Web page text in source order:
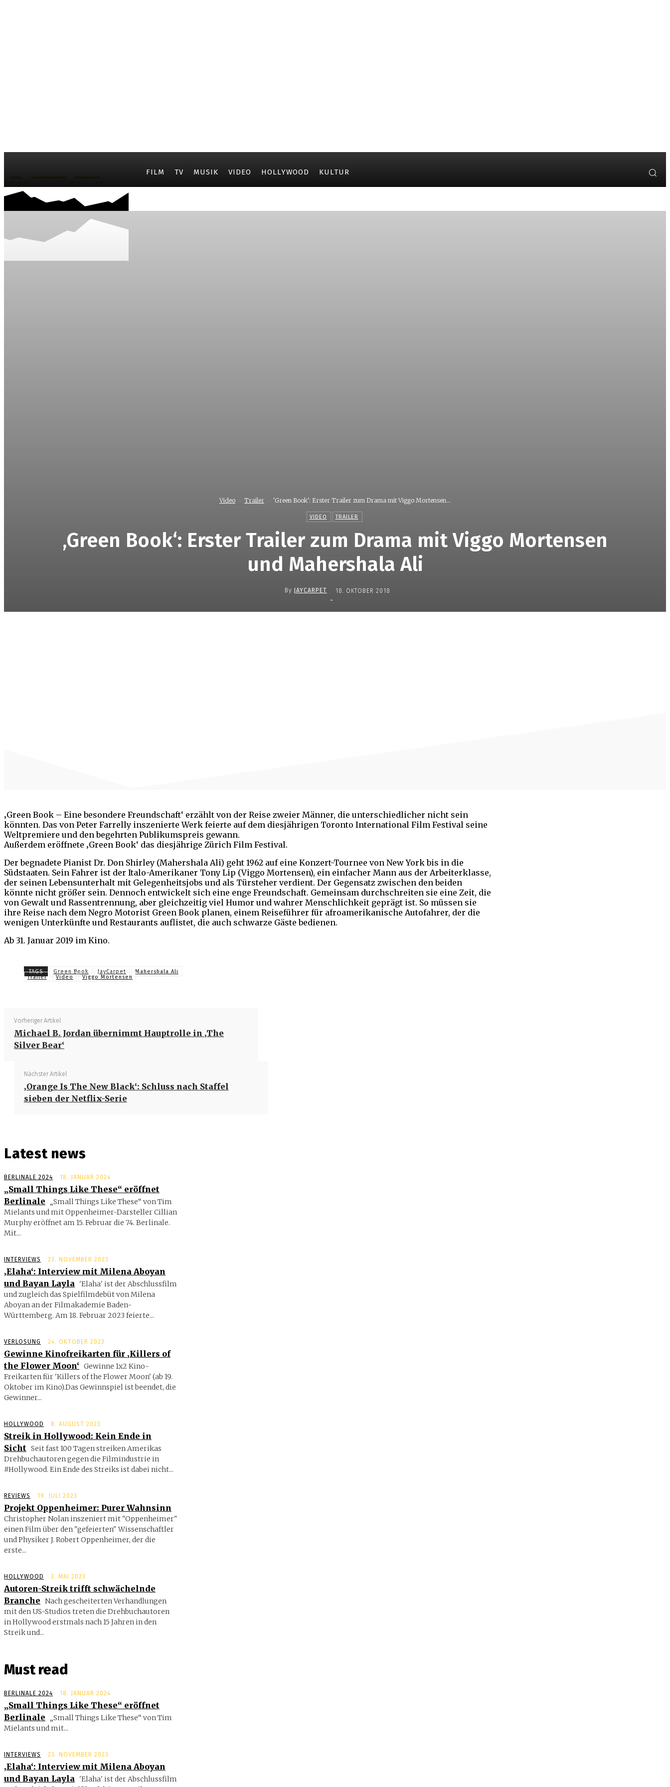
FILM TV MUSIK VIDEO HOLLYWOOD KULTUR
Video Trailer 'Green Book': Erster Trailer zum Drama mit Viggo Mortensen...
VIDEO TRAILER
‚Green Book‘: Erster Trailer zum Drama mit Viggo Mortensen
und Mahershala Ali
By JAYCARPET
-
18. OKTOBER 2018
‚Green Book – Eine besondere Freundschaft‘ erzählt von der Reise zweier Männer, die unterschiedlicher nicht sein
könnten. Das von Peter Farrelly inszenierte Werk feierte auf dem diesjährigen Toronto International Film Festival seine
Weltpremiere und den begehrten Publikumspreis gewann.
Außerdem eröffnete ‚Green Book‘ das diesjährige Zürich Film Festival.
Der begnadete Pianist Dr. Don Shirley (Mahershala Ali) geht 1962 auf eine Konzert-Tournee von New York bis in die
Südstaaten. Sein Fahrer ist der Italo-Amerikaner Tony Lip (Viggo Mortensen), ein einfacher Mann aus der Arbeiterklasse,
der seinen Lebensunterhalt mit Gelegenheitsjobs und als Türsteher verdient. Der Gegensatz zwischen den beiden
könnte nicht größer sein. Dennoch entwickelt sich eine enge Freundschaft. Gemeinsam durchschreiten sie eine Zeit, die
von Gewalt und Rassentrennung, aber gleichzeitig viel Humor und wahrer Menschlichkeit geprägt ist. So müssen sie
ihre Reise nach dem Negro Motorist Green Book planen, einem Reiseführer für afroamerikanische Autofahrer, der die
wenigen Unterkünfte und Restaurants auflistet, die auch schwarze Gäste bedienen.
Ab 31. Januar 2019 im Kino.
TAGS Green Book JayCarpet
Mahershala Ali
Trailer
Video Viggo Mortensen
Vorheriger Artikel
Michael B. Jordan übernimmt Hauptrolle in ‚The
Silver Bear‘
Nächster Artikel
‚Orange Is The New Black‘: Schluss nach Staffel
sieben der Netflix-Serie
Latest news
BERLINALE 2024 18. JANUAR 2024
„Small Things Like These“ eröffnet
Berlinale
„Small Things Like These“ von Tim
Mielants und mit Oppenheimer-Darsteller Cillian
Murphy eröffnet am 15. Februar die 74. Berlinale.
Mit...
INTERVIEWS 23. NOVEMBER 2023
‚Elaha‘: Interview mit Milena Aboyan
und Bayan Layla 'Elaha' ist der Abschlussfilm
und zugleich das Spielfilmdebüt von Milena
Aboyan an der Filmakademie Baden-
Württemberg. Am 18. Februar 2023 feierte...
VERLOSUNG 24. OKTOBER 2023
Gewinne Kinofreikarten für ‚Killers of
the Flower Moon‘ Gewinne 1x2 Kino-
Freikarten für 'Killers of the Flower Moon' (ab 19.
Oktober im Kino).Das Gewinnspiel ist beendet, die
Gewinner...
HOLLYWOOD 8. AUGUST 2023
Streik in Hollywood: Kein Ende in
Sicht Seit fast 100 Tagen streiken Ame­rikas
Drehbuchautoren gegen die Filmindustrie in
#Hollywood. Ein Ende des Streiks ist dabei nicht...
REVIEWS 19. JULI 2023
Projekt Oppenheimer: Purer Wahnsinn
Christopher Nolan inszeniert mit "Oppenheimer"
einen Film über den "gefeierten" Wissenschaftler
und Physiker J. Robert Oppenheimer, der die
erste...
HOLLYWOOD 3. MAI 2023
Autoren-Streik trifft schwächelnde
Branche Nach gescheiterten Verhandlungen
mit den US-Studios treten die Drehbuchautoren
in Hollywood erstmals nach 15 Jahren in den
Streik und...
Must read
BERLINALE 2024 18. JANUAR 2024
„Small Things Like These“ eröffnet
Berlinale
„Small Things Like These“ von Tim
Mielants und mit...
INTERVIEWS 23. NOVEMBER 2023
‚Elaha‘: Interview mit Milena Aboyan
und Bayan Layla 'Elaha' ist der Abschlussfilm